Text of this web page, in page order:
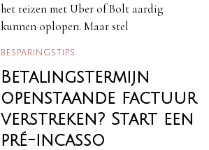
het reizen met Uber of Bolt aardig
kunnen oplopen. Maar stel
BESPARINGSTIPS
Betalingstermijn
openstaande factuur
verstreken? Start een
pré-incasso